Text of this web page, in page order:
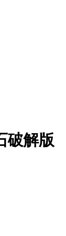
破解版